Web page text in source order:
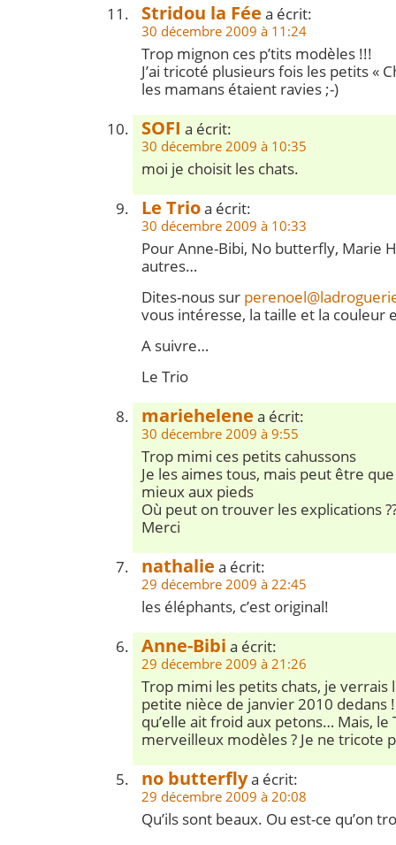
Stridou la Fée a écrit:
30 décembre 2009 à 11:24
Trop mignon ces p’tits modèles !!!
J’ai tricoté plusieurs fois les petits «
les mamans étaient ravies ;-)
SOFI a écrit:
30 décembre 2009 à 10:35
moi je choisit les chats.
Le Trioa écrit:
30 décembre 2009 à 10:33
Pour Anne-Bibi, No butterfly, Marie
autres…
Dites-nous sur
vous intéresse, la taille et la couleur
A suivre…
Le Trio
mariehelene a écrit:
30 décembre 2009 à 9:55
Trop mimi ces petits cahussons
Je les aimes tous, mais peut être
mieux aux pieds
Où peut on trouver les explications
Merci
nathalie a écrit:
29 décembre 2009 à 22:45
les éléphants, c’est original!
Anne-Bibi a écrit:
29 décembre 2009 à 21:26
Trop mimi les petits chats, je verrais
petite nièce de janvier 2010 dedans
qu’elle ait froid aux petons… Mais,
merveilleux modèles ? Je ne tricote
no butterflya écrit:
29 décembre 2009 à 20:08
Qu’ils sont beaux. Ou est-ce qu’on